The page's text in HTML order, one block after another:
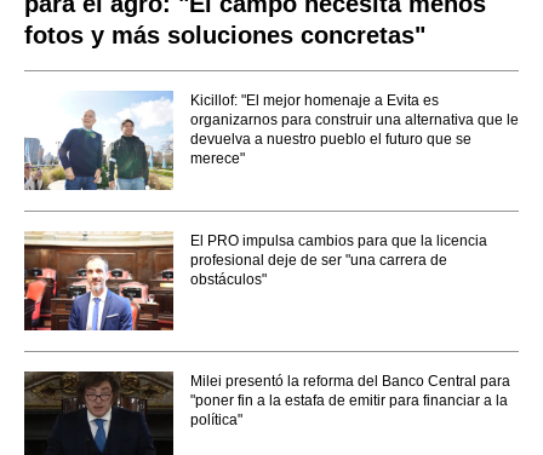
fotos y más soluciones concretas"
Kicillof: "El mejor homenaje a Evita es
organizarnos para construir una alternativa que le
devuelva a nuestro pueblo el futuro que se
merece"
El PRO impulsa cambios para que la licencia
profesional deje de ser "una carrera de
obstáculos"
Milei presentó la reforma del Banco Central para
"poner fin a la estafa de emitir para financiar a la
política"